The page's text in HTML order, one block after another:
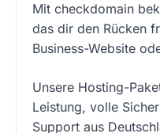
Mit checkdomain
das dir den Rücken
Business-Website
Unsere Hosting-
Leistung, volle
Support aus